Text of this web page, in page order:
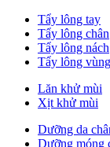
Tẩy lông tay
Tẩy lông chân
Tẩy lông nách
Tẩy lông
Lăn khử mùi
Xịt khử mùi
Dưỡng da
Dưỡng móng